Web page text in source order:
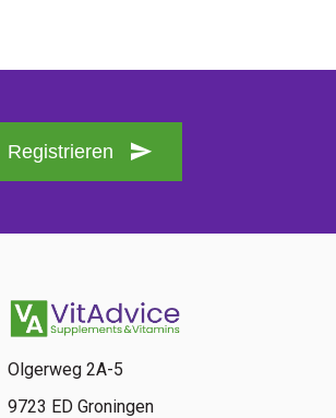
Registrieren
Olgerweg 2A-5
9723 ED Groningen